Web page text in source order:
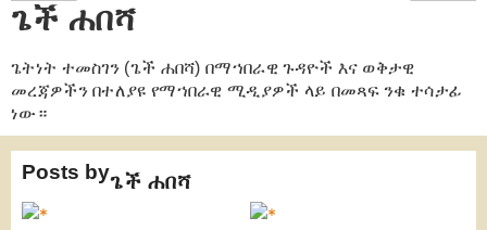
ጌች ሐበሻ
ጌትነት ተመስገን (ጌች ሐበሻ) በማኀበራዊ ጉዳዮች እና ወቅታዊ
መረጃዎችን በተለያዩ የማኀበራዊ ሚዲያዎች ላይ በመጻፍ ንቁ ተሳታፊ
ነው።
Posts byጌች ሐበሻ